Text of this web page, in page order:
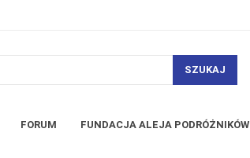
SZUKAJ
FORUM FUNDACJA ALEJA PODRÓŻNIKÓW